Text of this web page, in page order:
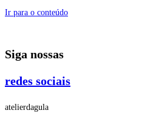
Ir para o conteúdo
Siga nossas
redes sociais
atelierdagula